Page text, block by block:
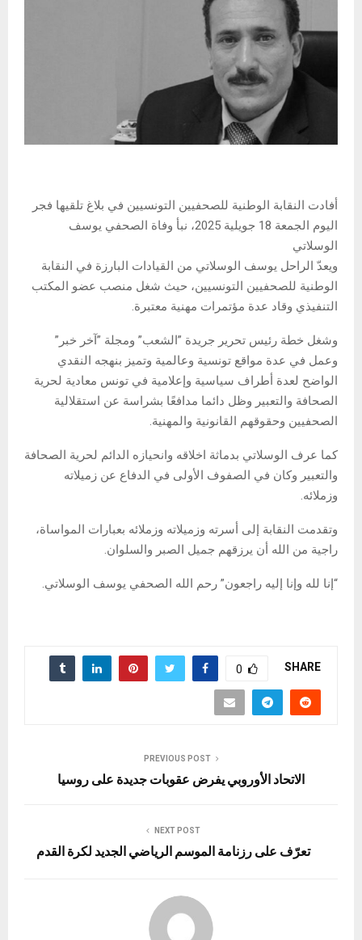
أفادت النقابة الوطنية للصحفيين التونسيين في بلاغ تلقيها فجر
اليوم الجمعة 18 جويلية 2025، نبأ وفاة الصحفي يوسف
الوسلاتي
ويعدّ الراحل يوسف الوسلاتي من القيادات البارزة في النقابة
الوطنية للصحفيين التونسيين، حيث شغل منصب عضو المكتب
التنفيذي وقاد عدة مؤتمرات مهنية معتبرة.
وشغل خطة رئيس تحرير جريدة ”الشعب” ومجلة ”آخر خبر”
وعمل في عدة مواقع تونسية وعالمية وتميز بنهجه النقدي
الواضح لعدة أطراف سياسية وإعلامية في تونس معادية لحرية
الصحافة والتعبير وظل دائما مدافعًا بشراسة عن استقلالية
الصحفيين وحقوقهم القانونية والمهنية.
كما عرف الوسلاتي بدماثة اخلاقه وانحيازه الدائم لحرية الصحافة
والتعبير وكان في الصفوف الأولى في الدفاع عن زميلاته
وزملائه.
وتقدمت النقابة إلى أسرته وزميلاته وزملائه بعبارات المواساة،
راجية من الله أن يرزقهم جميل الصبر والسلوان.
“إنا لله وإنا إليه راجعون” رحم الله الصحفي يوسف الوسلاتي.
SHARE
0
PREVIOUS POST
الاتحاد الأوروبي يفرض عقوبات جديدة على روسيا
NEXT POST
تعرّف على رزنامة الموسم الرياضي الجديد لكرة القدم